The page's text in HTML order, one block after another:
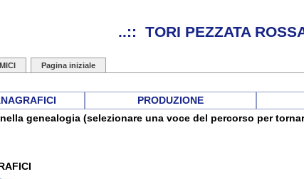
..:: TORI PEZZATA
Pagina iniziale
PRODUZIONE
genealogia (selezionare una voce del percorso per